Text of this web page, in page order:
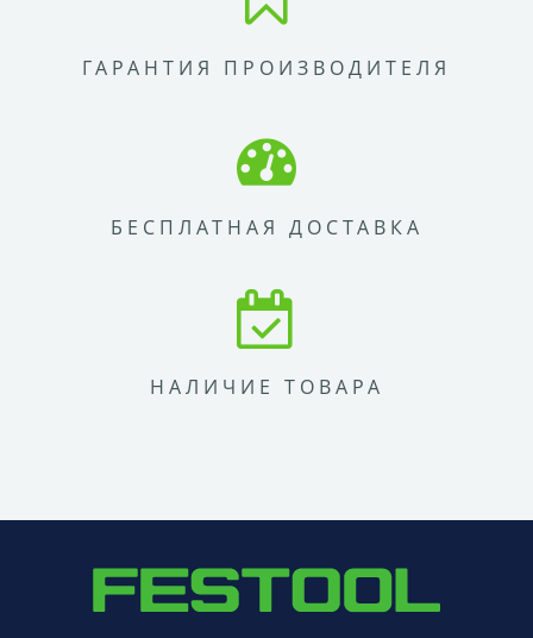
ГАРАНТИЯ ПРОИЗВОДИТЕЛЯ
БЕСПЛАТНАЯ ДОСТАВКА
НАЛИЧИЕ ТОВАРА